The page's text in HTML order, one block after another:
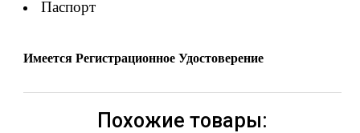
Паспорт
Имеется Регистрационное Удостоверение
Похожие товары: